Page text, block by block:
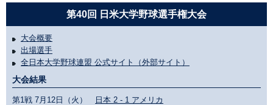
第40回 日米大学野球選手権大会
大会概要
出場選手
全日本大学野球連盟 公式サイト（外部サイト）
大会結果
第1戦 7月12日（火） 日本 2 - 1 アメリカ